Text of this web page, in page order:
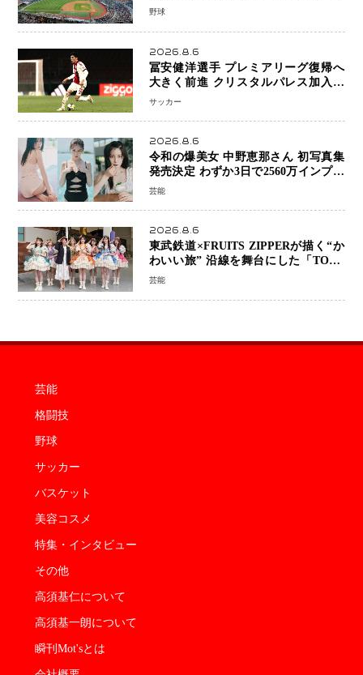
の限界」 日本発のドーム型施設時代
野球
2026.8.6
冨安健洋選手 プレミアリーグ復帰へ
大きく前進 クリスタルパレス加入目
前 メディカルチェックも通過
サッカー
2026.8.6
令和の爆美女 中野恵那さん 初写真集
発売決定 わずか3日で2560万インプレ
ッションを記録した話題の美貌を凝縮
芸能
2026.8.6
東武鉄道×FRUITS ZIPPERが描く“か
わいい旅” 沿線を舞台にした「TOBU
KAWAII PROJECT」が開幕
芸能
芸能
格闘技
野球
サッカー
バスケット
美容コスメ
特集・インタビュー
その他
高須基仁について
高須基一朗について
瞬刊Mot'sとは